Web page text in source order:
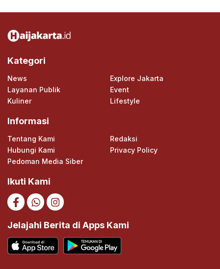
Kategori
News
Explore Jakarta
Layanan Publik
Event
Kuliner
Lifestyle
Informasi
Tentang Kami
Redaksi
Hubungi Kami
Privacy Policy
Pedoman Media Siber
Ikuti Kami
Jelajahi Berita di Apps Kami